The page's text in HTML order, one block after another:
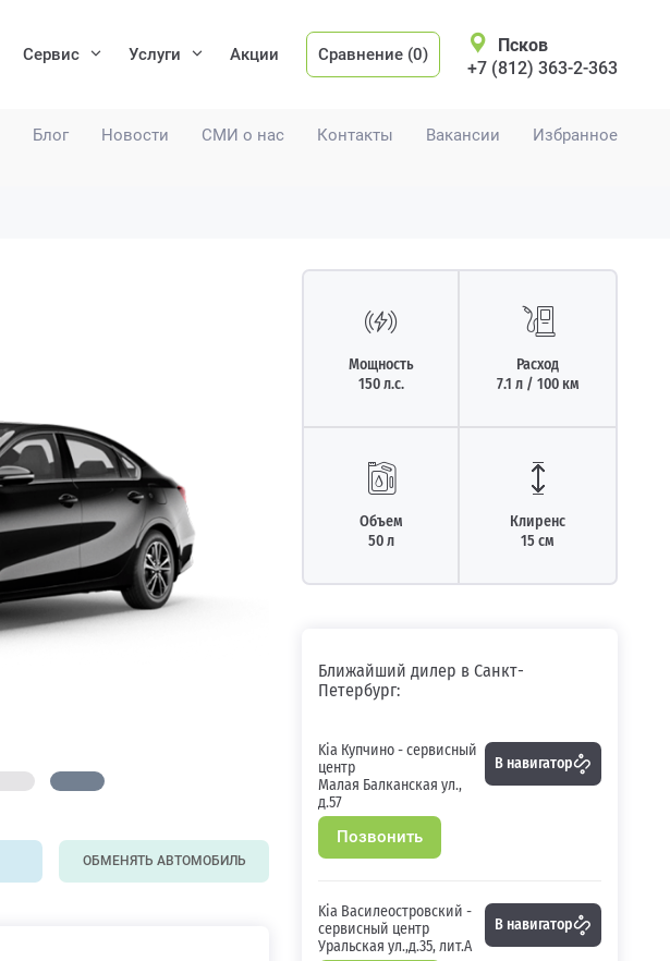
Блог Новости СМИ о нас Контакты Вакансии Избранное
Сервис Услуги Акции Сравнение (0)
Псков
+7 (812) 363-2-363
ОБМЕНЯТЬ АВТОМОБИЛЬ
Мощность
150 л.с.
Расход
7.1 л / 100 км
Объем
50 л
Клиренс
15 см
Ближайший дилер в Санкт-
Петербург:
Kia Купчино - сервисный
центр
Малая Балканская ул.,
д.57
Позвонить
В навигатор
Kia Василеостровский -
сервисный центр
Уральская ул.,д.35, лит.А
В навигатор